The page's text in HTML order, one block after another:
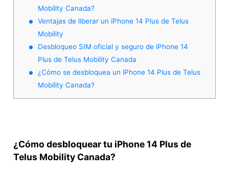
Mobility Canada?
Ventajas de liberar un iPhone 14 Plus de Telus
Mobility
Desbloqueo SIM oficial y seguro de iPhone 14
Plus de Telus Mobility Canada
¿Cómo se desbloquea un iPhone 14 Plus de Telus
Mobility Canada?
¿Cómo desbloquear tu iPhone 14 Plus de
Telus Mobility Canada?